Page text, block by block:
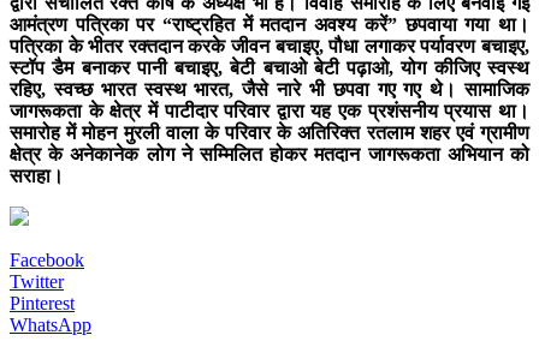
आमंत्रण पत्रिका पर “राष्ट्रहित में मतदान अवश्य करें” छपवाया गया था।
पत्रिका के भीतर रक्तदान करके जीवन बचाइए, पौधा लगाकर पर्यावरण बचाइए,
स्टॉप डैम बनाकर पानी बचाइए, बेटी बचाओ बेटी पढ़ाओ, योग कीजिए स्वस्थ
रहिए, स्वच्छ भारत स्वस्थ भारत, जैसे नारे भी छपवा गए गए थे। सामाजिक
जागरूकता के क्षेत्र में पाटीदार परिवार द्वारा यह एक प्रशंसनीय प्रयास था।
समारोह में मोहन मुरली वाला के परिवार के अतिरिक्त रतलाम शहर एवं ग्रामीण
क्षेत्र के अनेकानेक लोग ने सम्मिलित होकर मतदान जागरूकता अभियान को
सराहा।
Facebook
Twitter
Pinterest
WhatsApp